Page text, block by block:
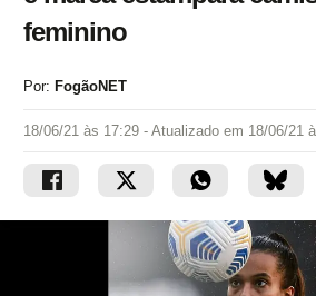
feminino
Por: FogãoNET
18/06/21 às 17:29 - Atualizado em 18/06/21